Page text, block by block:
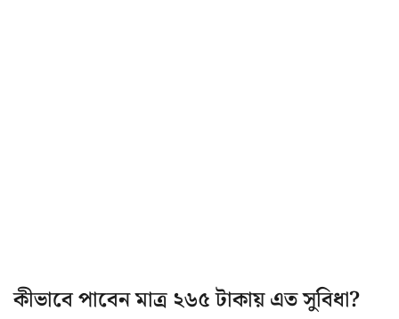
কীভাবে পাবেন মাত্র ২৬৫ টাকায় এত সুবিধা?